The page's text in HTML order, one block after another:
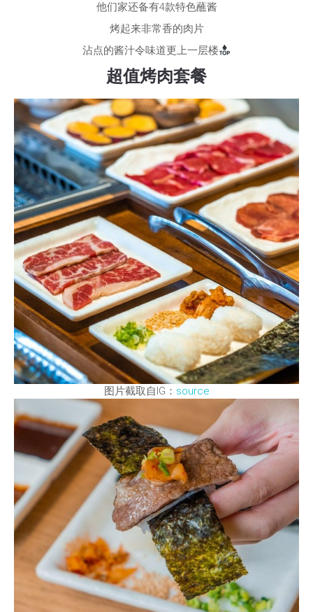
他们家还备有4款特色蘸酱
烤起来非常香的肉片
沾点的酱汁令味道更上一层楼
超值烤肉套餐
图片截取自IG： source